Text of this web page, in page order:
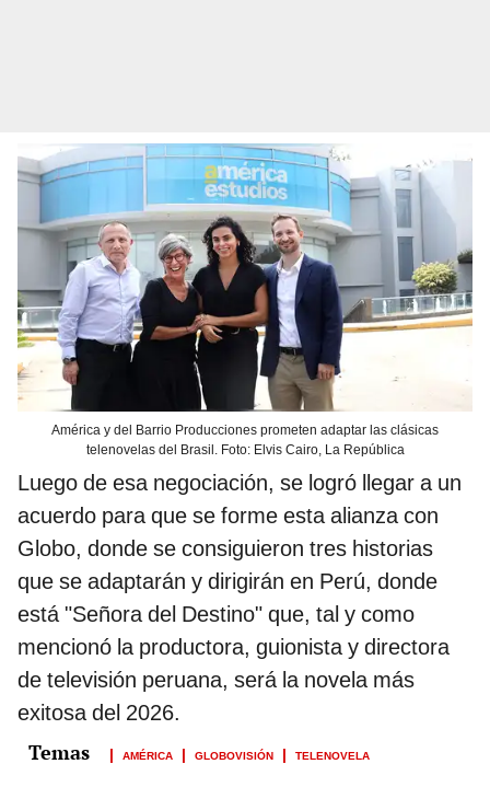
América y del Barrio Producciones prometen adaptar las clásicas
telenovelas del Brasil. Foto: Elvis Cairo, La República
Luego de esa negociación, se logró llegar a un
acuerdo para que se forme esta alianza con
Globo, donde se consiguieron tres historias
que se adaptarán y dirigirán en Perú, donde
está "Señora del Destino" que, tal y como
mencionó la productora, guionista y directora
de televisión peruana, será la novela más
exitosa del 2026.
AMÉRICA GLOBOVISIÓN TELENOVELA